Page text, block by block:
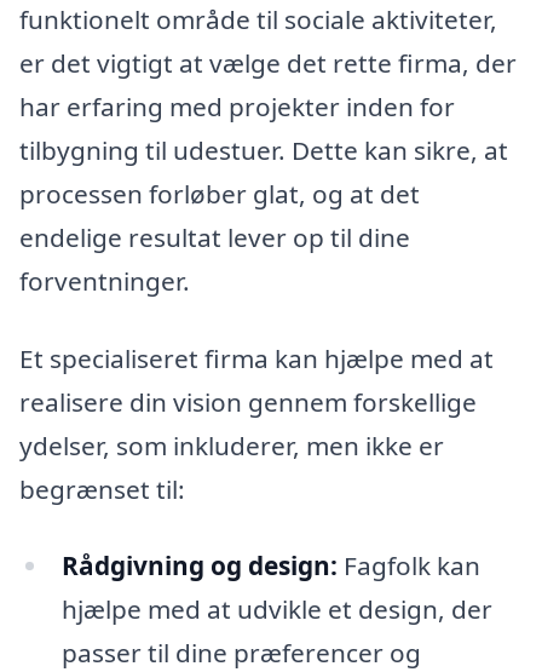
funktionelt område til sociale aktiviteter,
er det vigtigt at vælge det rette firma, der
har erfaring med projekter inden for
tilbygning til udestuer. Dette kan sikre, at
processen forløber glat, og at det
endelige resultat lever op til dine
forventninger.
Et specialiseret firma kan hjælpe med at
realisere din vision gennem forskellige
ydelser, som inkluderer, men ikke er
begrænset til:
Rådgivning og design: Fagfolk kan
hjælpe med at udvikle et design, der
passer til dine præferencer og